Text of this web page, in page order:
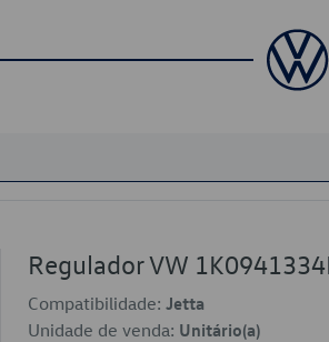
Regulador VW
Compatibilidade: Jetta
Unidade de venda: Unitário(a)